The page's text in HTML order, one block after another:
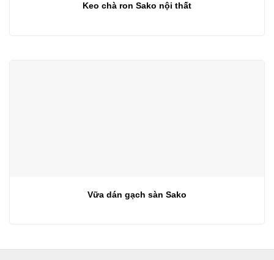
Keo chà ron Sako nội thất
Vữa dán gạch sàn Sako